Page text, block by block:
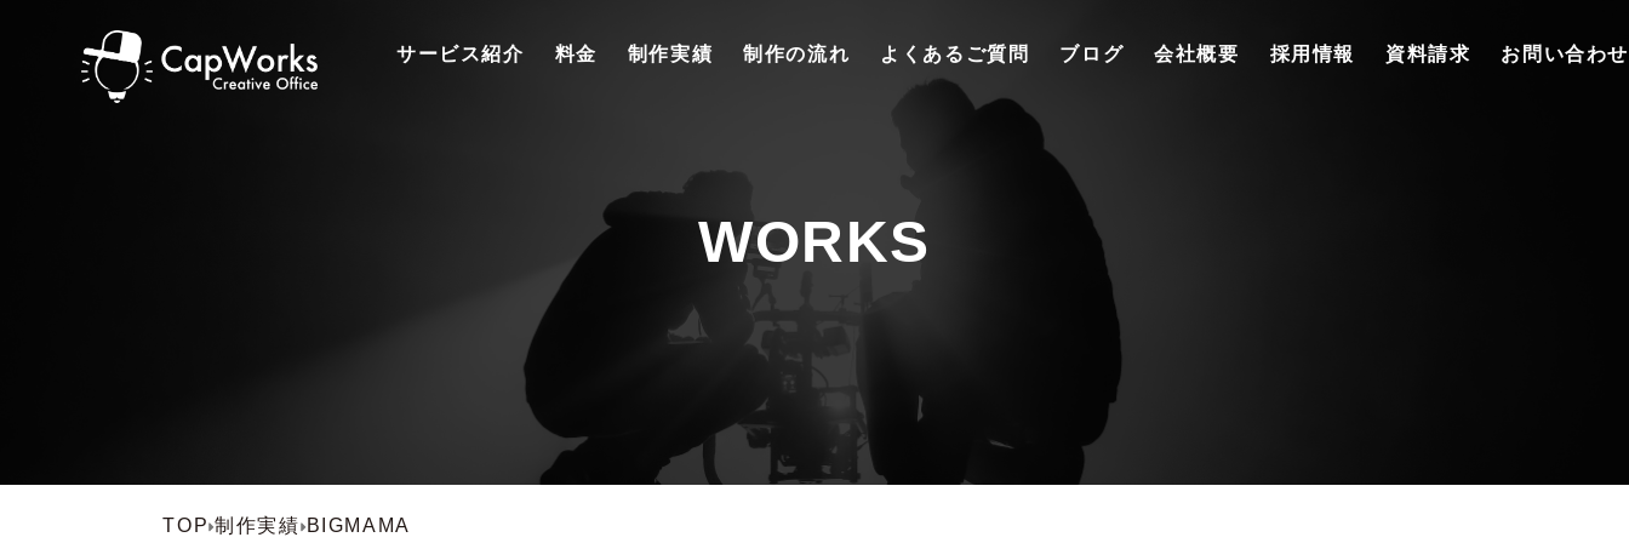
サービス紹介 料金 制作実績 制作の流れ よくあるご質問 ブログ 会社概要 採用情報 資料請求 お問い合わせ
WORKS
TOP 制作実績 BIGMAMA